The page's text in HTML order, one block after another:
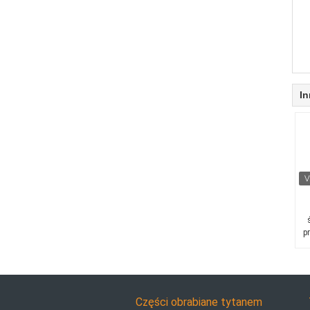
Części obrabiane tytanem